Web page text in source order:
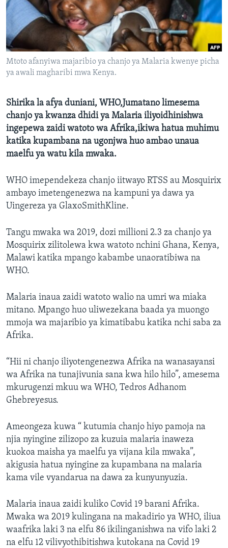
Mtoto afanyiwa majaribio ya chanjo ya Malaria kwenye picha
ya awali magharibi mwa Kenya.
Shirika la afya duniani, WHO,Jumatano limesema
chanjo ya kwanza dhidi ya Malaria iliyoidhinishwa
ingepewa zaidi watoto wa Afrika,ikiwa hatua muhimu
katika kupambana na ugonjwa huo ambao unaua
maelfu ya watu kila mwaka.
WHO imependekeza chanjo iitwayo RTSS au Mosquirix
ambayo imetengenezwa na kampuni ya dawa ya
Uingereza ya GlaxoSmithKline.
Tangu mwaka wa 2019, dozi millioni 2.3 za chanjo ya
Mosquirix zilitolewa kwa watoto nchini Ghana, Kenya,
Malawi katika mpango kabambe unaoratibiwa na
WHO.
Malaria inaua zaidi watoto walio na umri wa miaka
mitano. Mpango huo uliwezekana baada ya muongo
mmoja wa majaribio ya kimatibabu katika nchi saba za
Afrika.
“Hii ni chanjo iliyotengenezwa Afrika na wanasayansi
wa Afrika na tunajivunia sana kwa hilo hilo”, amesema
mkurugenzi mkuu wa WHO, Tedros Adhanom
Ghebreyesus.
Ameongeza kuwa “ kutumia chanjo hiyo pamoja na
njia nyingine zilizopo za kuzuia malaria inaweza
kuokoa maisha ya maelfu ya vijana kila mwaka”,
akigusia hatua nyingine za kupambana na malaria
kama vile vyandarua na dawa za kunyunyuzia.
Malaria inaua zaidi kuliko Covid 19 barani Afrika.
Mwaka wa 2019 kulingana na makadirio ya WHO, iliua
waafrika laki 3 na elfu 86 ikilinganishwa na vifo laki 2
na elfu 12 vilivyothibitishwa kutokana na Covid 19